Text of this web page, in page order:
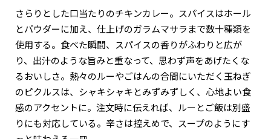
さらりとした口当たりのチキンカレー。スパイスはホール
とパウダーに加え、仕上げのガラムマサラまで数十種類を
使用する。食べた瞬間、スパイスの香りがふわりと広が
り、出汁のような旨みと重なって、思わず声をあげたくな
るおいしさ。熱々のルーやごはんの合間にいただく玉ねぎ
のピクルスは、シャキシャキとみずみずしく、心地よい食
感のアクセントに。注文時に伝えれば、ルーとご飯は別盛
りにも対応している。辛さは控えめで、スープのようにす